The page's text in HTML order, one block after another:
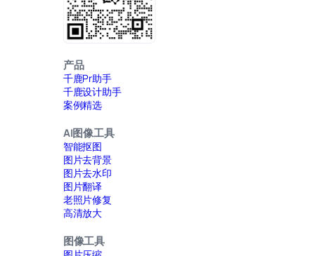
产品
千鹿Pr助手
千鹿设计助手
案例精选
AI图像工具
智能抠图
图片去背景
图片去水印
图片翻译
老照片修复
高清放大
图像工具